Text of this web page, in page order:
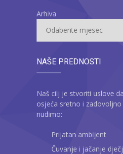
Arhiva
NAŠE PREDNOSTI
Naš cilj je stvoriti uslove
osjeća sretno i
nudimo:
Prijatan ambijent
Čuvanje i jačanje